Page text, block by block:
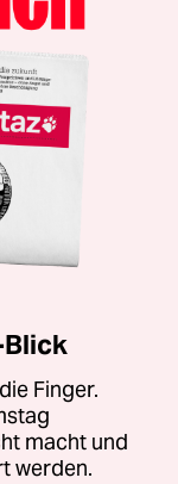
Blick
Finger.
macht und
werden.